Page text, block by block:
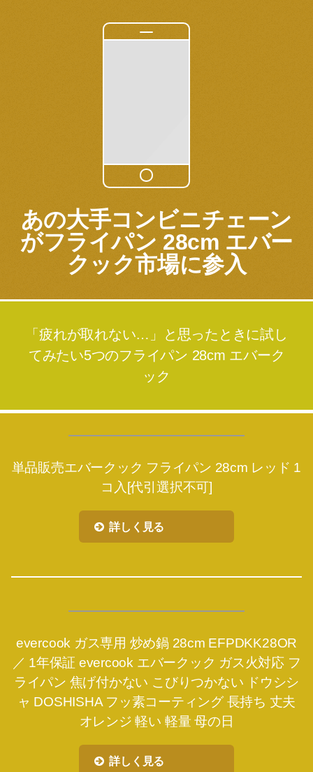
あの大手コンビニチェーン
がフライパン 28cm エバー
クック市場に参入
「疲れが取れない…」と思ったときに試し
てみたい5つのフライパン 28cm エバーク
ック
単品販売エバークック フライパン 28cm レッド 1
コ入[代引選択不可]
詳しく見る
evercook ガス専用 炒め鍋 28cm EFPDKK28OR
／ 1年保証 evercook エバークック ガス火対応 フ
ライパン 焦げ付かない こびりつかない ドウシシ
ャ DOSHISHA フッ素コーティング 長持ち 丈夫
オレンジ 軽い 軽量 母の日
詳しく見る